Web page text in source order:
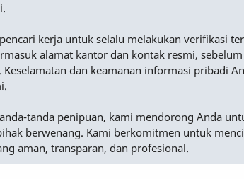
kerja untuk selalu melakukan verifikasi
alamat kantor dan kontak resmi,
dan keamanan informasi pribadi
tanda penipuan, kami mendorong Anda
berwenang. Kami berkomitmen untuk
aman, transparan, dan profesional.